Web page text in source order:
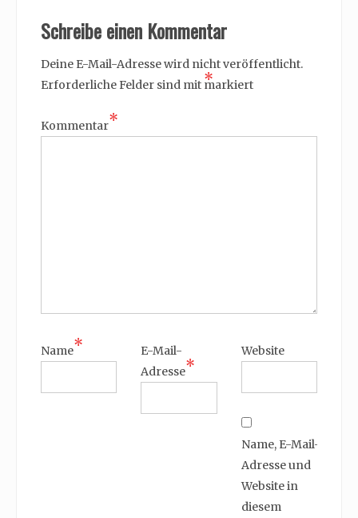
Schreibe einen Kommentar
Deine E-Mail-Adresse wird nicht veröffentlicht.
Erforderliche Felder sind mit *
markiert
Kommentar*
Name*
E-Mail-
Adresse*
Website
Name, E-Mail-
Adresse und
Website in
diesem